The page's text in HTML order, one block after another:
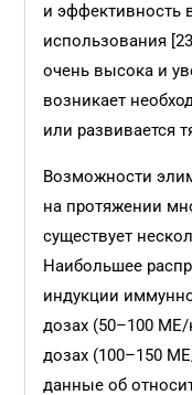
и эффективность
использования
очень высока и
возникает
или развивается
Возможности
на протяжении
существует
Наибольшее
индукции
дозах (50–100
дозах (100–150
данные об